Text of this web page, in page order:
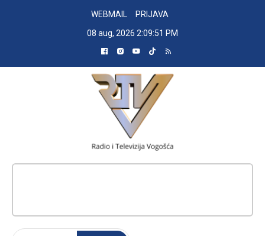
WEBMAIL
PRIJAVA
08 aug, 2026 2:09:52 PM